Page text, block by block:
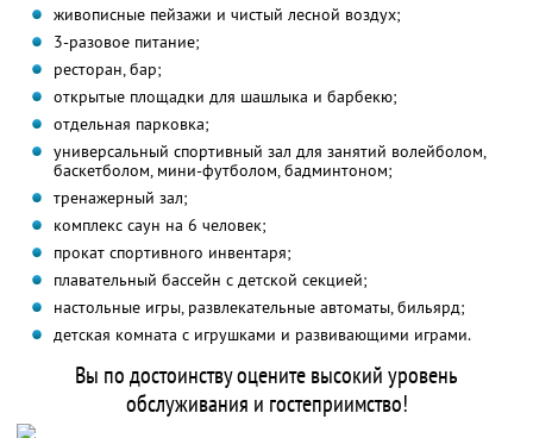
живописные пейзажи и чистый лесной воздух;
3-разовое питание;
ресторан, бар;
открытые площадки для шашлыка и барбекю;
отдельная парковка;
универсальный спортивный зал для занятий волейболом,
баскетболом, мини-футболом, бадминтоном;
тренажерный зал;
комплекс саун на 6 человек;
прокат спортивного инвентаря;
плавательный бассейн с детской секцией;
настольные игры, развлекательные автоматы, бильярд;
детская комната с игрушками и развивающими играми.
Вы по достоинству оцените высокий уровень
обслуживания и гостеприимство!